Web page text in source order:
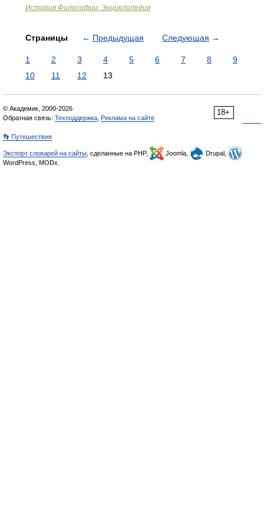
История Философии: Энциклопедия
Страницы ← Предыдущая Следующая →
1 2 3 4 5 6 7 8
9
10
11 12 13
18+
© Академик, 2000-2026
Обратная связь: Техподдержка Реклама на сайте
👣 Путешествия
Экспорт словарей на сайты , сделанные на PHP, Joomla,
Drupal,
WordPress, MODx.